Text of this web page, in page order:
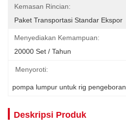
Kemasan Rincian:
Paket Transportasi Standar Ekspor
Menyediakan Kemampuan:
20000 Set / Tahun
Menyoroti:
pompa lumpur untuk rig pengeboran
Deskripsi Produk